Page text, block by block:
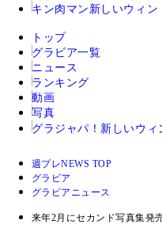
キン肉マン 新しいウィン
トップ
グラビア一覧
ニュース
ランキング
動画
写真
グラジャパ！ 新しいウィ
週プレNEWS TOP
グラビア
グラビアニュース
来年2月にセカンド写真集発